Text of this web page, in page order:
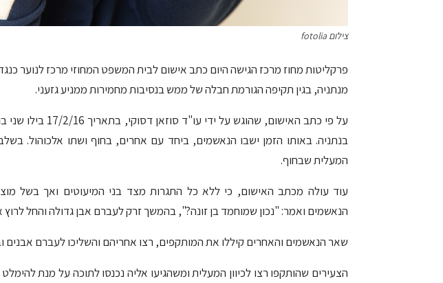
צילום fotolia
מנתניה, בגין תקיפה הגורמת חבלה של ממש בנסיבות מחמירות ממניע גזעני.
על פי כתב האישום, שהוגש
בנתניה. באותו הזמן ישבו הנאשמים, ביחד עם אחרים, בחוף ושתו אלכוהול. בשלב
המעלית שבחוף.
עוד עולה מכתב האישום, כי ללא כל התגרות מצד בני המיעוטים ואך בשל
הנאשמים ואמר: "נכון שמוחמד בן זונה?", בהמשך זרק לעברם אבן גדולה והחל
שאר הנאשמים והאחרים קיללו את המותקפים, רצו אחריהם והשליכו לעברם אבנים
הצעירים שהותקפו רצו לכיוון המעלית ומשהגיעו אליה נכנסו לתוכה על מנת